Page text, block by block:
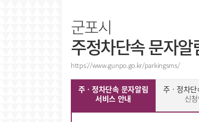
군포시
주정차단속 문자알
https://www.gunpo.go.kr/parkingsms/
주ㆍ정차단속 문자알림
서비스 안내
주ㆍ정차
신